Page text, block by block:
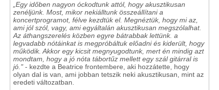
„Egy időben nagyon óckodtunk attól, hogy akusztikusan
zenéljünk. Most, mikor nekiálltunk összeállítani a
koncertprogramot, félve kezdtük el. Megnéztük, hogy mi az,
ami jól szól, vagy, ami egyáltalán akusztikusan megszólalhat.
Az áthangszerelés közben egyre bátrabbak lettünk. a
legvadabb nótáinkat is megpróbáltuk előadni és kiderült, hogy
működik. Akkor egy kicsit megnyugodtunk, mert én mindig azt
mondtam, hogy a jó nóta tábortűz mellett egy szál gitárral is
jó." - kezdte a Beatrice frontembere, aki hozzátette, hogy
olyan dal is van, ami jobban tetszik neki akusztikusan, mint az
eredeti változatban.